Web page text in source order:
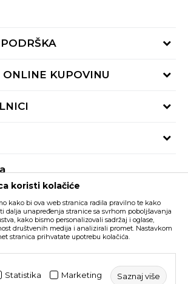
KUPOVINU
programa
tima
PROMIJENI
precizniji u opisu proizvoda, prikazu slika i samih
garantovati da su sve informacije kompletne i bez
na sajtu su dio naše ponude i ne podrazumijeva da
Raspoloživost robe možete provjeriti pozivom
, IzradaNB SOFT. Sva prava
koristi kolačiće
kako bi ova web stranica radila pravilno te kako
dalja unapređenja stranice sa svrhom poboljšavanja
kako bismo personalizovali sadržaj i oglase,
društvenih medija i analizirali promet. Nastavkom
stranica prihvatate upotrebu kolačića.
Statistika Marketing Saznaj više